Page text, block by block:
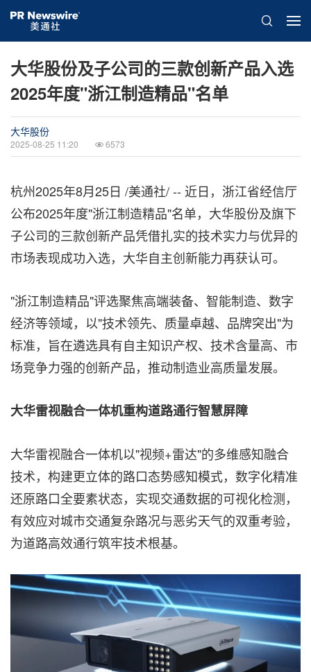
大华股份及子公司的三款创新产品入选
2025年度"浙江制造精品"名单
大华股份
2025-08-25 11:20 6573
杭州2025年8月25日 /美通社/ -- 近日，浙江省经信厅
公布2025年度"浙江制造精品"名单，大华股份及旗下
子公司的三款创新产品凭借扎实的技术实力与优异的
市场表现成功入选，大华自主创新能力再获认可。
"浙江制造精品"评选聚焦高端装备、智能制造、数字
经济等领域，以"技术领先、质量卓越、品牌突出"为
标准，旨在遴选具有自主知识产权、技术含量高、市
场竞争力强的创新产品，推动制造业高质量发展。
大华雷视融合一体机重构道路通行智慧屏障
大华雷视融合一体机以"视频+雷达"的多维感知融合
技术，构建更立体的路口态势感知模式，数字化精准
还原路口全要素状态，实现交通数据的可视化检测，
有效应对城市交通复杂路况与恶劣天气的双重考验，
为道路高效通行筑牢技术根基。